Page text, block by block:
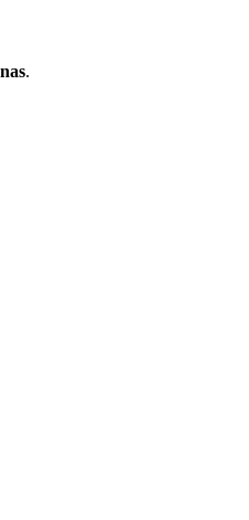
.